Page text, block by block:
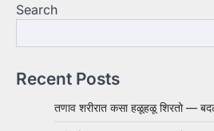
Search
Recent Posts
तणाव शरीरात कसा हळूहळू शिरतो —